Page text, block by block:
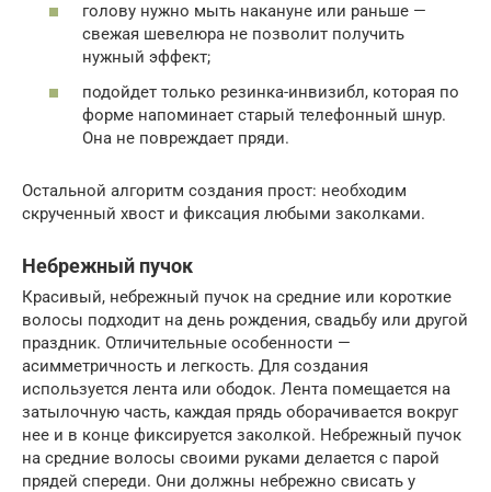
голову нужно мыть накануне или раньше —
свежая шевелюра не позволит получить
нужный эффект;
подойдет только резинка-инвизибл, которая по
форме напоминает старый телефонный шнур.
Она не повреждает пряди.
Остальной алгоритм создания прост: необходим
скрученный хвост и фиксация любыми заколками.
Небрежный пучок
Красивый, небрежный пучок на средние или короткие
волосы подходит на день рождения, свадьбу или другой
праздник. Отличительные особенности —
асимметричность и легкость. Для создания
используется лента или ободок. Лента помещается на
затылочную часть, каждая прядь оборачивается вокруг
нее и в конце фиксируется заколкой. Небрежный пучок
на средние волосы своими руками делается с парой
прядей спереди. Они должны небрежно свисать у